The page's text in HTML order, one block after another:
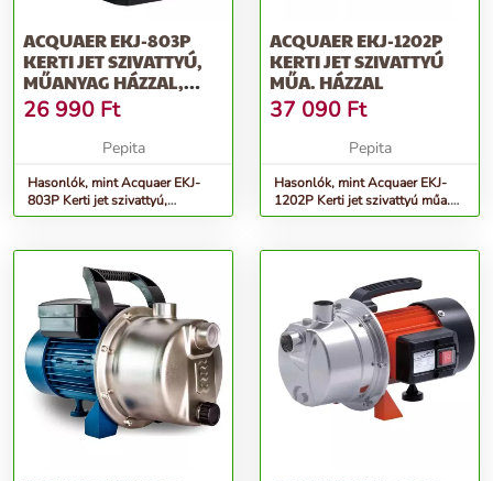
ACQUAER EKJ-803P
KERTI JET SZIVATTYÚ,
MŰANYAG HÁZZAL,
(800W / 1&Q...
26 990 Ft
Pepita
Hasonlók, mint Acquaer EKJ-
803P Kerti jet szivattyú,
műanyag házzal, (800W / 1&q...
ACQUAER EKJ-1202P
KERTI JET SZIVATTYÚ
MŰA. HÁZZAL
37 090 Ft
Pepita
Hasonlók, mint Acquaer EKJ-
1202P Kerti jet szivattyú műa.
házzal